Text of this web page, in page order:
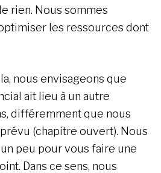
rien. Nous sommes
les ressources dont
nous envisageons que
ait lieu à un autre
différemment que nous
(chapitre ouvert). Nous
peu pour vous faire une
Dans ce sens, nous